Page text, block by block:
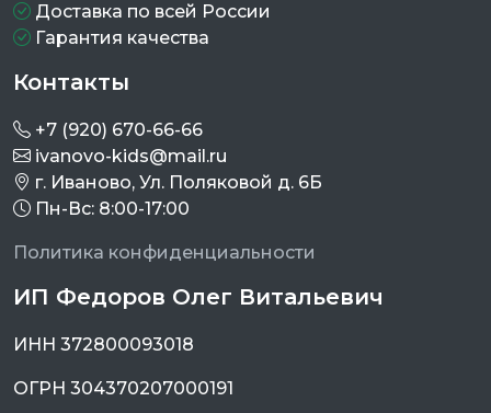
Доставка по всей России
Гарантия качества
Контакты
+7 (920) 670-66-66
ivanovo-kids@mail.ru
г. Иваново, Ул. Поляковой д. 6Б
Пн-Вс: 8:00-17:00
Политика конфиденциальности
ИП Федоров Олег Витальевич
ИНН 372800093018
ОГРН 304370207000191